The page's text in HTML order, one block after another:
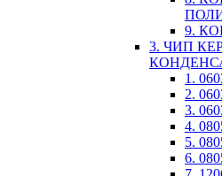
9.
3. ЧИП
1.
2.
3.
4.
5.
6.